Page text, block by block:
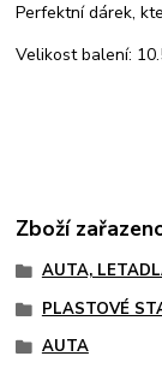
Perfektní dárek,
Velikost balení:
Zboží
AUTA,
PLASTOVÉ
AUTA